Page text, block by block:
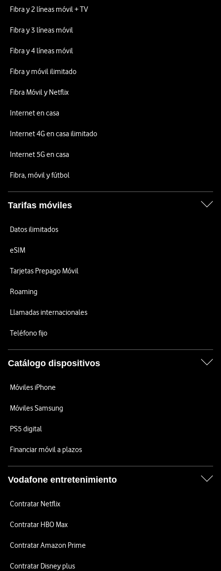
Fibra y 2 líneas móvil + TV
Fibra y 3 líneas móvil
Fibra y 4 líneas móvil
Fibra y móvil ilimitado
Fibra Móvil y Netflix
Internet en casa
Internet 4G en casa ilimitado
Internet 5G en casa
Fibra, móvil y fútbol
Tarifas móviles
Datos ilimitados
eSIM
Tarjetas Prepago Móvil
Roaming
Llamadas internacionales
Teléfono fijo
Catálogo dispositivos
Móviles iPhone
Móviles Samsung
PS5 digital
Financiar móvil a plazos
Vodafone entretenimiento
Contratar Netflix
Contratar HBO Max
Contratar Amazon Prime
Contratar Disney plus